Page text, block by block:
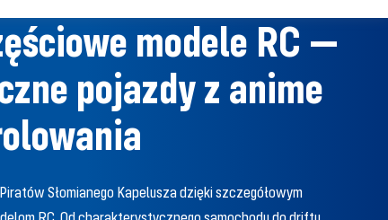
modele RC —
pojazdy z anime
Słomianego Kapelusza dzięki szczegółowym